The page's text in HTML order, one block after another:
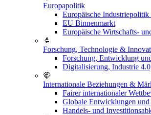
Europapolitik
Europäische
EU Binnenmarkt
Europäische Wirtschafts-
Forschung, Technologie &
Forschung, Entwicklung
Digitalisierung, Industrie
Internationale Beziehungen &
Fairer internationaler
Globale Entwicklungen
Handels- und